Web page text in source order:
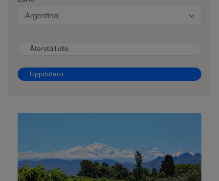
Argentina
Återställ alla
Uppdatera